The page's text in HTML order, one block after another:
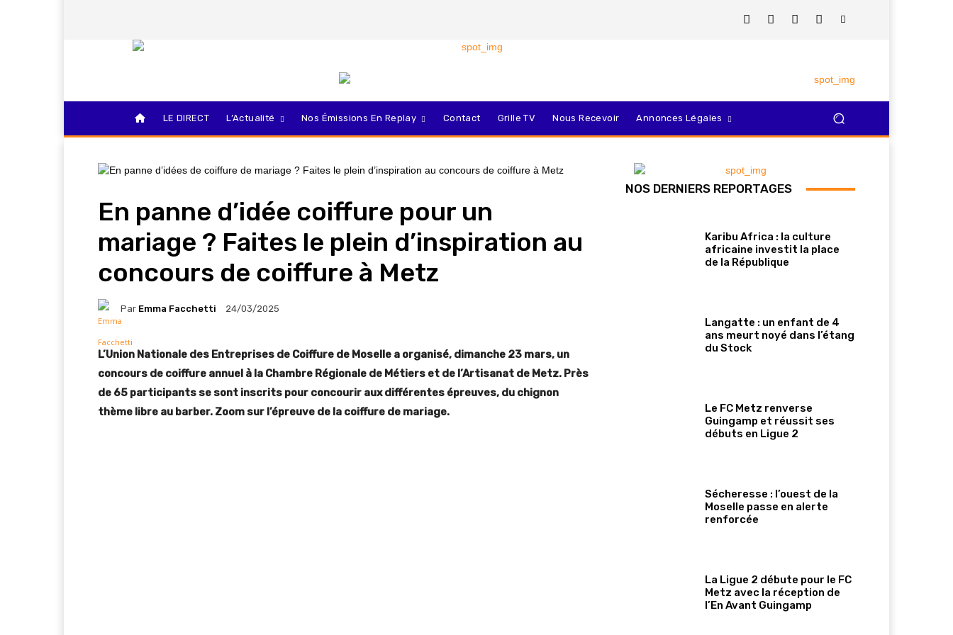
LE DIRECT L’Actualité Nos Émissions En Replay Contact Grille TV Nous Recevoir Annonces Légales
En panne d’idée coiffure pour un
mariage ? Faites le plein d’inspiration au
concours de coiffure à Metz
Par Emma Facchetti 24/03/2025
L’Union Nationale des Entreprises de Coiffure de Moselle a organisé, dimanche 23 mars, un
concours de coiffure annuel à la Chambre Régionale de Métiers et de l’Artisanat de Metz. Près
de 65 participants se sont inscrits pour concourir aux différentes épreuves, du chignon
thème libre au barber. Zoom sur l’épreuve de la coiffure de mariage.
NOS DERNIERS REPORTAGES
Karibu Africa : la culture
africaine investit la place
de la République
Langatte : un enfant de 4
ans meurt noyé dans l’étang
du Stock
Le FC Metz renverse
Guingamp et réussit ses
débuts en Ligue 2
Sécheresse : l’ouest de la
Moselle passe en alerte
renforcée
La Ligue 2 débute pour le FC
Metz avec la réception de
l’En Avant Guingamp